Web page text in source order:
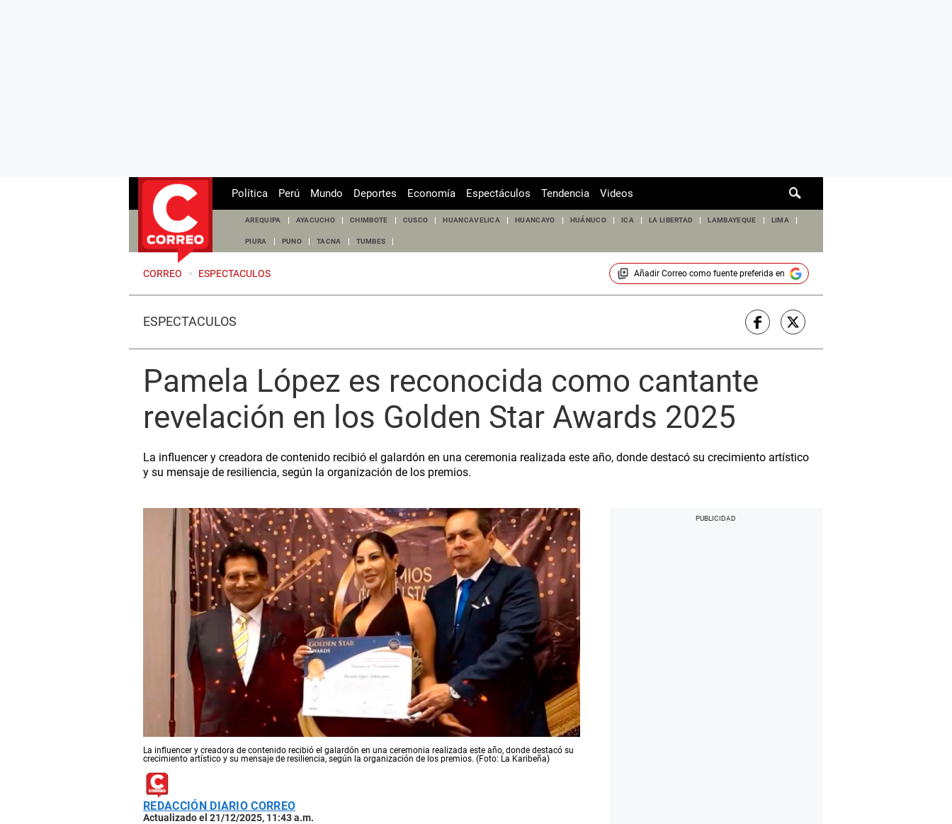
de
Política Perú Mundo Deportes Economía Espectáculos Tendencia Videos
AREQUIPA AYACUCHO CHIMBOTE CUSCO HUANCAVELICA HUANCAYO HUÁNUCO ICA LA LIBERTAD LAMBAYEQUE LIMA
PIURA PUNO TACNA TUMBES
CORREO > ESPECTACULOS Añadir Correocomo fuente preferida en
ESPECTÁCULOS
Pamela López es reconocida como cantante
revelación en los Golden Star Awards 2025
La influencer y creadora de contenido recibió el galardón en una ceremonia realizada este año, donde destacó su crecimiento artístico
y su mensaje de resiliencia, según la organización de los premios.
La influencer y creadora de contenido recibió el galardón en una ceremonia realizada este año, donde destacó su
crecimiento artístico y su mensaje de resiliencia, según la organización de los premios. (Foto: La Karibeña)
REDACCIÓN DIARIO CORREO
Actualizado el 21/12/2025, 11:43 a.m.